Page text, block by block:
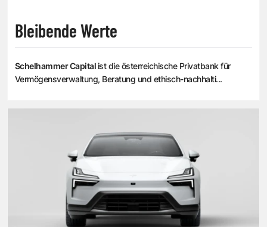
Bleibende Werte
Schelhammer Capitalist die österreichische Privatbank für
Vermögensverwaltung, Beratung und ethisch-nachhalti...